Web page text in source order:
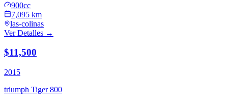
900cc
7,095 km
las-colinas
Ver Detalles →
$11,500
2015
triumph Tiger 800